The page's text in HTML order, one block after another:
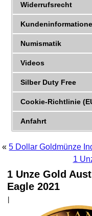
Widerrufsrecht
Numismatik
Videos
Silber Duty Free
Cookie-Richtlinie
Anfahrt
«5 Dollar Goldmünze
1
1 Unze Gold
Eagle 2021